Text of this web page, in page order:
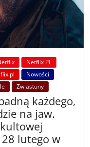
Netflix PL
Nowości
Zwiastuny
każdego,
na jaw.
lutego w